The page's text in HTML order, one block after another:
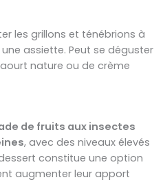
les grillons et ténébrions à
une assiette. Peut se déguster
nature ou de crème
de fruits aux insectes
, avec des niveaux élevés
constitue une option
augmenter leur apport